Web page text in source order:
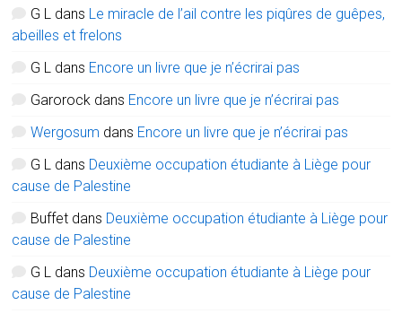
G L dans Le miracle de l’ail contre les piqûres de guêpes,
abeilles et frelons
G L dans Encore un livre que je n’écrirai pas
Garorock dans Encore un livre que je n’écrirai pas
Wergosum dans Encore un livre que je n’écrirai pas
G L dans Deuxième occupation étudiante à Liège pour
cause de Palestine
Buffet dans Deuxième occupation étudiante à Liège pour
cause de Palestine
G L dans Deuxième occupation étudiante à Liège pour
cause de Palestine